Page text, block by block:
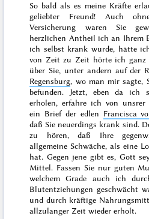
So bald als es meine Kräfte
geliebter Freund! Auch
Versicherung waren Sie
herzlichen Antheil ich an Ihrem
ich selbst krank wurde, hätte
von Zeit zu Zeit hörte ich ganz
über Sie, unter andern auf der
Regensburg, wo man mir sagte,
befunden. Jetzt, eben da ich
erholen, erfahre ich von unsrer
ein Brief der edlen Francisca
daß Sie neuerdings krank sind.
zu hören, daß Ihre
allgemeine Schwäche, als eine
hat. Gegen jene gibt es, Gott
Mittel. Fassen Sie nur guten
welchem Grade auch ich
Blutentziehungen geschwächt
und durch kräftige
allzulanger Zeit wieder erholt.